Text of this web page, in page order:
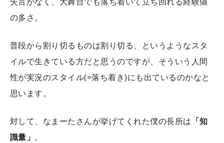
の多さ。
普段から割り切るものは割り切る、というようなスタ
イルで生きている方だと思うのですが、そういう人間
性が実況のスタイル(=落ち着き)にも出ているのかなと
思います。
対して、なまーたさんが挙げてくれた僕の長所は 「知
識量」 。